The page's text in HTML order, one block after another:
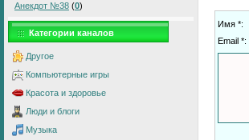
Анекдот №38 (0)
Категории каналов
Другое
Компьютерные игры
Красота и здоровье
Люди и блоги
Музыка
Имя *:
Email *: